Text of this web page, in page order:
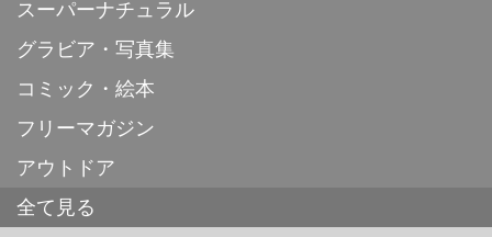
スーパーナチュラル
グラビア・写真集
コミック・絵本
フリーマガジン
アウトドア
全て見る